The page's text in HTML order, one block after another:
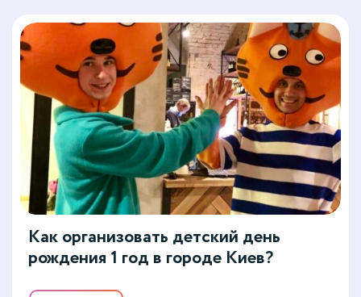
Как организовать детский день
рождения 1 год в городе Киев?